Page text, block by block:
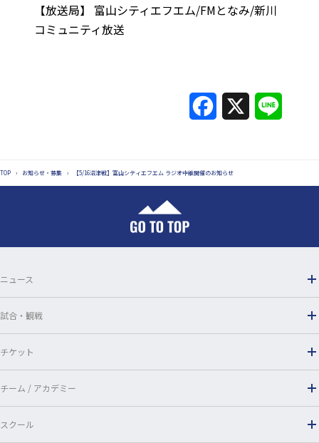
【放送局】 富山シティエフエム/FMとなみ/新川
コミュニティ放送
e
k
e
TOP › お知らせ・募集 › 【5/16沼津戦】富山シティエフエム ラジオ中継開催のお知らせ
ニュース
試合・観戦
チケット
チーム / アカデミー
スクール